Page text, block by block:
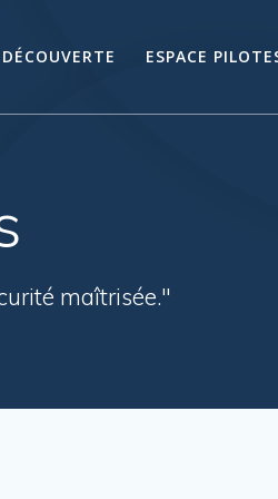
ESPACE
maîtrisée."